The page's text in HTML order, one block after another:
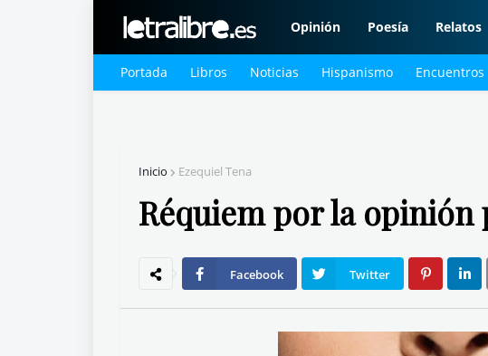
Opinión Poesía Relatos
Portada Libros Noticias Hispanismo Encuentros
Inicio Ezequiel Tena
Réquiem por la opinión
Facebook Twitter